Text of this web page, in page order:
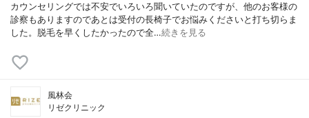
カウンセリングでは不安でいろいろ聞いていたのですが、他のお客様の
診察もありますのであとは受付の長椅子でお悩みくださいと打ち切らま
した。脱毛を早くしたかったので全…続きを見る
風林会
リゼクリニック